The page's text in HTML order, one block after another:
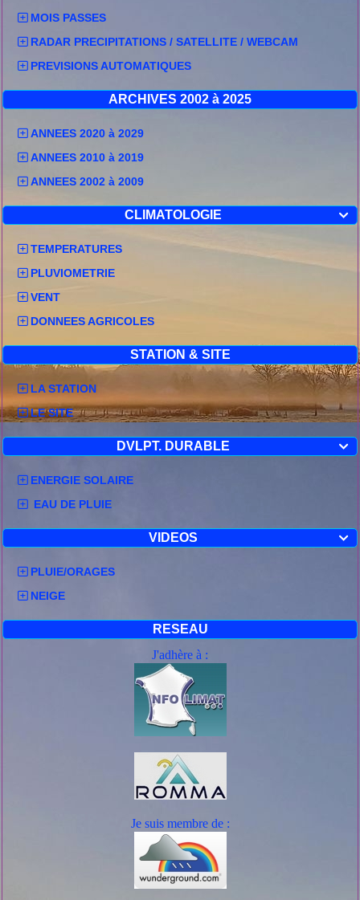
MOIS PASSES
RADAR PRECIPITATIONS / SATELLITE / WEBCAM
PREVISIONS AUTOMATIQUES
ARCHIVES 2002 à 2025
ANNEES 2020 à 2029
ANNEES 2010 à 2019
ANNEES 2002 à 2009

CLIMATOLOGIE
TEMPERATURES
PLUVIOMETRIE
VENT
DONNEES AGRICOLES
STATION & SITE
LA STATION
LE SITE

DVLPT. DURABLE
ENERGIE SOLAIRE
EAU DE PLUIE

VIDEOS
PLUIE/ORAGES
NEIGE
RESEAU
J'adhère à :
Je suis membre de :